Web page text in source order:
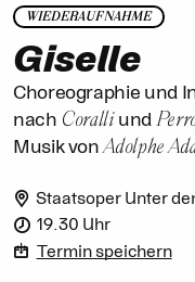
Staatsoper Unter
19.30 Uhr
Termin speichern
WIEDERAUFNAHME
Giselle
Choreographie und
nach Coralliund
Musik vonAdolphe